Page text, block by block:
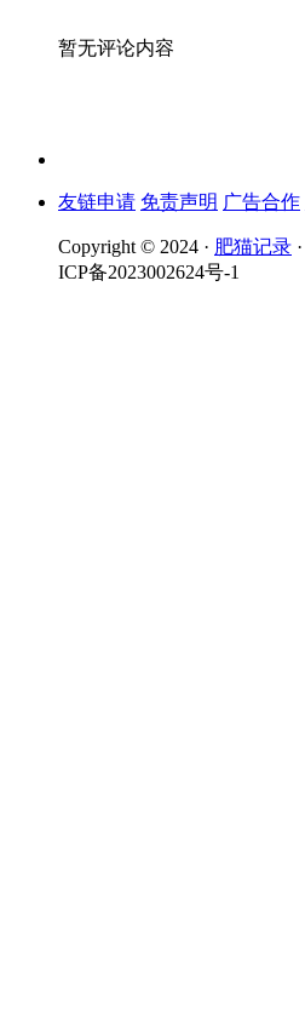
暂无评论内容
友链申请 免责声明 广告合作
Copyright © 2024 · 肥猫记录
ICP备2023002624号-1